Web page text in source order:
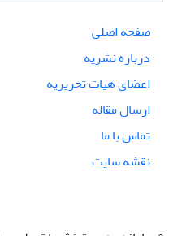
صفحه اصلی
درباره نشریه
اعضای هیات تحریریه
ارسال مقاله
تماس با ما
نقشه سایت